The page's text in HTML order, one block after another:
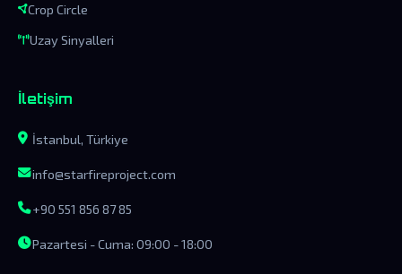
Crop Circle
Uzay Sinyalleri
İletişim
İstanbul, Türkiye
info@starfireproject.com
+90 551 856 87 85
Pazartesi - Cuma: 09:00 - 18:00